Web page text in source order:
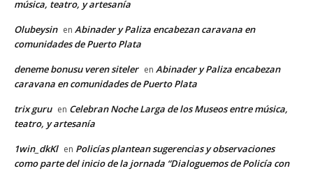
música, teatro, y artesanía
Olubeysin en Abinader y Paliza encabezan caravana en
comunidades de Puerto Plata
deneme bonusu veren siteler en Abinader y Paliza encabezan
caravana en comunidades de Puerto Plata
trix guru en Celebran Noche Larga de los Museos entre música,
teatro, y artesanía
1win_dkKl en Policías plantean sugerencias y observaciones
como parte del inicio de la jornada “Dialoguemos de Policía con